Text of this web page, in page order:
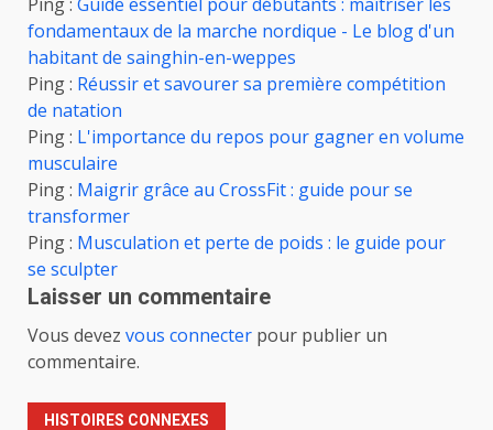
fondamentaux de la marche nordique - Le blog d'un
habitant de sainghin-en-weppes
Ping : Réussir et savourer sa première compétition
de natation
Ping : L'importance du repos pour gagner en volume
musculaire
Ping : Maigrir grâce au CrossFit : guide pour se
transformer
Ping : Musculation et perte de poids : le guide pour
se sculpter
Laisser un commentaire
Vous devez vous connecter pour publier un
commentaire.
HISTOIRES CONNEXES